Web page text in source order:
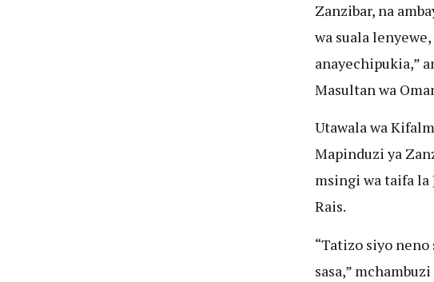
Zanzibar, na
wa suala
anayechipukia,”
Masultan wa
Utawala wa
Mapinduzi ya
msingi wa taifa
Rais.
“Tatizo siyo
sasa,”